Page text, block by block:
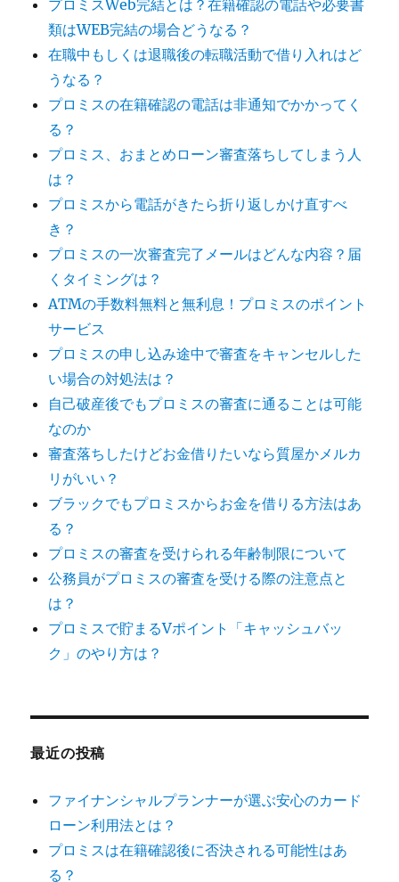
プロミスWeb完結とは？在籍確認の電話や必要書
類はWEB完結の場合どうなる？
在職中もしくは退職後の転職活動で借り入れはど
うなる？
プロミスの在籍確認の電話は非通知でかかってく
る？
プロミス、おまとめローン審査落ちしてしまう人
は？
プロミスから電話がきたら折り返しかけ直すべ
き？
プロミスの一次審査完了メールはどんな内容？届
くタイミングは？
ATMの手数料無料と無利息！プロミスのポイント
サービス
プロミスの申し込み途中で審査をキャンセルした
い場合の対処法は？
自己破産後でもプロミスの審査に通ることは可能
なのか
審査落ちしたけどお金借りたいなら質屋かメルカ
リがいい？
ブラックでもプロミスからお金を借りる方法はあ
る？
プロミスの審査を受けられる年齢制限について
公務員がプロミスの審査を受ける際の注意点と
は？
プロミスで貯まるVポイント「キャッシュバッ
ク」のやり方は？
最近の投稿
ファイナンシャルプランナーが選ぶ安心のカード
ローン利用法とは？
プロミスは在籍確認後に否決される可能性はあ
る？